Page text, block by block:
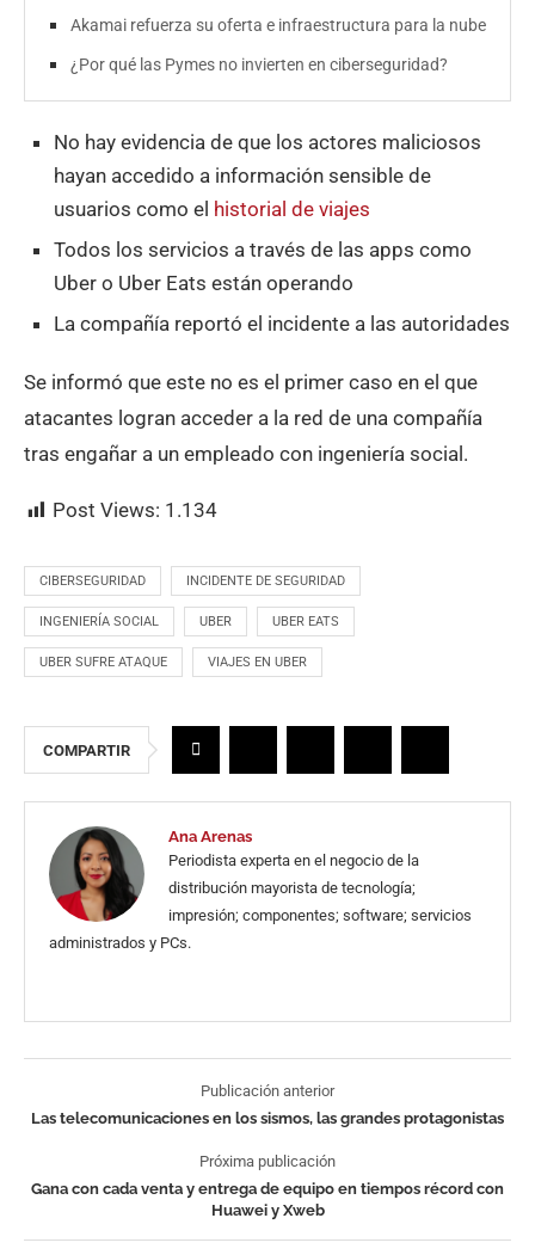
Akamai refuerza su oferta e infraestructura para la nube
¿Por qué las Pymes no invierten en ciberseguridad?
No hay evidencia de que los actores maliciosos
hayan accedido a información sensible de
usuarios como el historial de viajes
Todos los servicios a través de las apps como
Uber o Uber Eats están operando
La compañía reportó el incidente a las autoridades
Se informó que este no es el primer caso en el que
atacantes logran acceder a la red de una compañía
tras engañar a un empleado con ingeniería social.
Post Views: 1.134
CIBERSEGURIDAD INCIDENTE DE SEGURIDAD
INGENIERÍA SOCIAL UBER UBER EATS
UBER SUFRE ATAQUE VIAJES EN UBER
COMPARTIR
Ana Arenas
Periodista experta en el negocio de la
distribución mayorista de tecnología;
impresión; componentes; software; servicios
administrados y PCs.
Publicación anterior
Las telecomunicaciones en los sismos, las grandes protagonistas
Próxima publicación
Gana con cada venta y entrega de equipo en tiempos récord con
Huawei y Xweb